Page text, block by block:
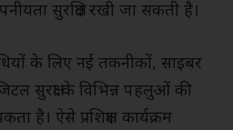
सुरक्षित रखी जा सकती है।
के लिए नई तकनीकों, साइबर
सुरक्षा के विभिन्न पहलुओं की
है। ऐसे प्रशिक्षण कार्यक्रम